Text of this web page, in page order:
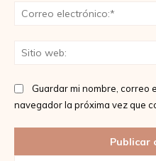
Guardar mi nombre, correo
navegador la próxima vez que